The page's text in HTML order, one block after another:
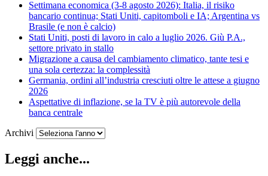
Settimana economica (3-8 agosto 2026): Italia, il risiko
bancario continua; Stati Uniti, capitomboli e IA; Argentina vs
Brasile (e non è calcio)
Stati Uniti, posti di lavoro in calo a luglio 2026. Giù P.A.,
settore privato in stallo
Migrazione a causa del cambiamento climatico, tante tesi e
una sola certezza: la complessità
Germania, ordini all’industria cresciuti oltre le attese a giugno
2026
Aspettative di inflazione, se la TV è più autorevole della
banca centrale
Archivi
Leggi anche...